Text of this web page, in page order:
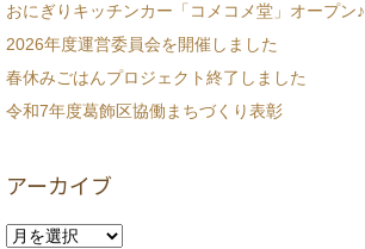
おにぎりキッチンカー「コメコメ堂」オープン♪
2026年度運営委員会を開催しました
春休みごはんプロジェクト終了しました
令和7年度葛飾区協働まちづくり表彰
アーカイブ
ア